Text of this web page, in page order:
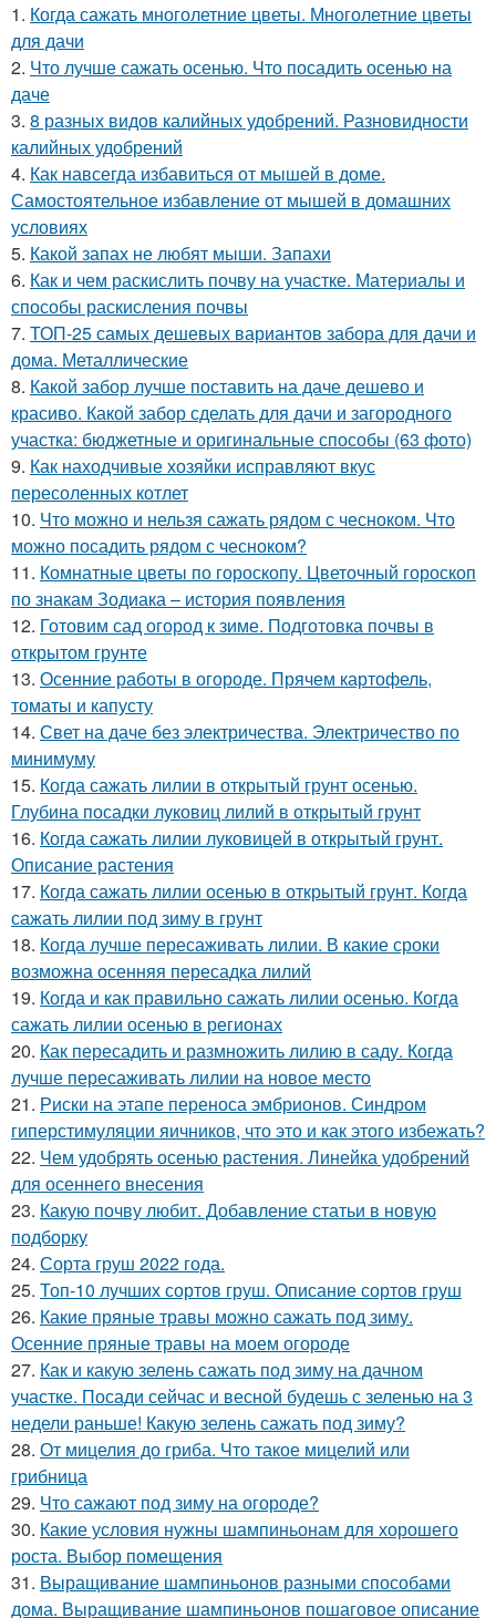
1. Когда сажать многолетние цветы. Многолетние цветы
для дачи
2. Что лучше сажать осенью. Что посадить осенью на
даче
3. 8 разных видов калийных удобрений. Разновидности
калийных удобрений
4. Как навсегда избавиться от мышей в доме.
Самостоятельное избавление от мышей в домашних
условиях
5. Какой запах не любят мыши. Запахи
6. Как и чем раскислить почву на участке. Материалы и
способы раскисления почвы
7. ТОП-25 самых дешевых вариантов забора для дачи и
дома. Металлические
8. Какой забор лучше поставить на даче дешево и
красиво. Какой забор сделать для дачи и загородного
участка: бюджетные и оригинальные способы (63 фото)
9. Как находчивые хозяйки исправляют вкус
пересоленных котлет
10. Что можно и нельзя сажать рядом с чесноком. Что
можно посадить рядом с чесноком?
11. Комнатные цветы по гороскопу. Цветочный гороскоп
по знакам Зодиака – история появления
12. Готовим сад огород к зиме. Подготовка почвы в
открытом грунте
13. Осенние работы в огороде. Прячем картофель,
томаты и капусту
14. Свет на даче без электричества. Электричество по
минимуму
15. Когда сажать лилии в открытый грунт осенью.
Глубина посадки луковиц лилий в открытый грунт
16. Когда сажать лилии луковицей в открытый грунт.
Описание растения
17. Когда сажать лилии осенью в открытый грунт. Когда
сажать лилии под зиму в грунт
18. Когда лучше пересаживать лилии. В какие сроки
возможна осенняя пересадка лилий
19. Когда и как правильно сажать лилии осенью. Когда
сажать лилии осенью в регионах
20. Как пересадить и размножить лилию в саду. Когда
лучше пересаживать лилии на новое место
21. Риски на этапе переноса эмбрионов. Синдром
гиперстимуляции яичников, что это и как этого избежать?
22. Чем удобрять осенью растения. Линейка удобрений
для осеннего внесения
23. Какую почву любит. Добавление статьи в новую
подборку
24. Сорта груш 2022 года.
25. Топ-10 лучших сортов груш. Описание сортов груш
26. Какие пряные травы можно сажать под зиму.
Осенние пряные травы на моем огороде
27. Как и какую зелень сажать под зиму на дачном
участке. Посади сейчас и весной будешь с зеленью на 3
недели раньше! Какую зелень сажать под зиму?
28. От мицелия до гриба. Что такое мицелий или
грибница
29. Что сажают под зиму на огороде?
30. Какие условия нужны шампиньонам для хорошего
роста. Выбор помещения
31. Выращивание шампиньонов разными способами
дома. Выращивание шампиньонов пошаговое описание